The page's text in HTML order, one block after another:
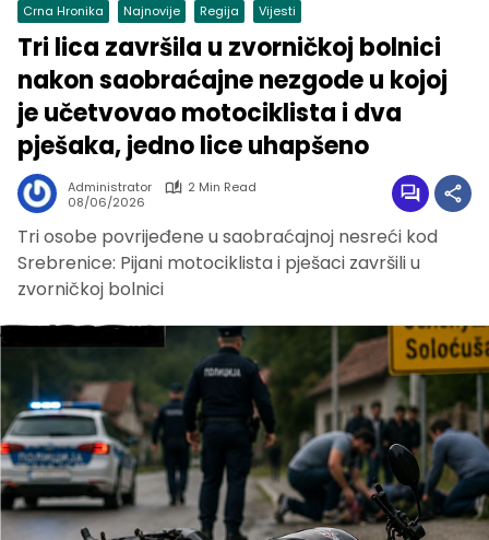
Crna Hronika Najnovije Regija Vijesti
Tri lica završila u zvorničkoj bolnici
nakon saobraćajne nezgode u kojoj
je učetvovao motociklista i dva
pješaka, jedno lice uhapšeno
Administrator
2 Min Read
08/06/2026
Tri osobe povrijeđene u saobraćajnoj nesreći kod
Srebrenice: Pijani motociklista i pješaci završili u
zvorničkoj bolnici